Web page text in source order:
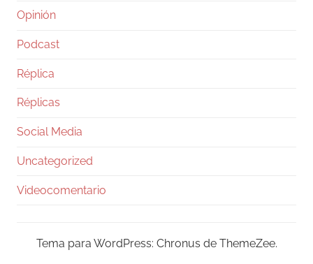
Opinión
Podcast
Réplica
Réplicas
Social Media
Uncategorized
Videocomentario
Tema para WordPress: Chronus de ThemeZee.